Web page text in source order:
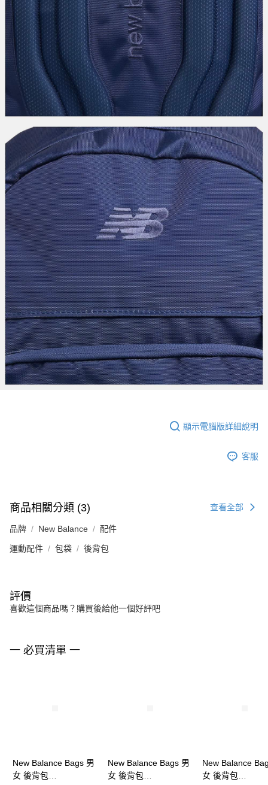
顯示電腦版詳細說明
客服
商品相關分類 (3) 查看全部
品牌 New Balance 配件
運動配件 包袋 後背包
評價
喜歡這個商品嗎？購買後給他一個好評吧
一 必買清單 一
New Balance Bags 男
女 後背包
New Balance Bags 男
女 後背包
New Balance
女 後背包